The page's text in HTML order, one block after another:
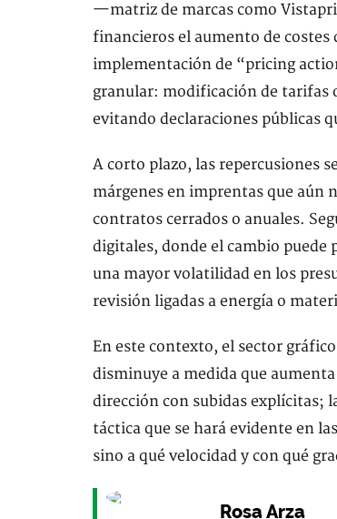
—matriz de marcas como
financieros el aumento de
implementación de “pricing
granular: modificación de tarifas
evitando declaraciones públicas
A corto plazo, las repercusiones
márgenes en imprentas que aún
contratos cerrados o anuales.
digitales, donde el cambio puede
una mayor volatilidad en los
revisión ligadas a energía o
En este contexto, el sector
disminuye a medida que
dirección con subidas explícitas;
táctica que se hará evidente en
sino a qué velocidad y con qué
Rosa Arza